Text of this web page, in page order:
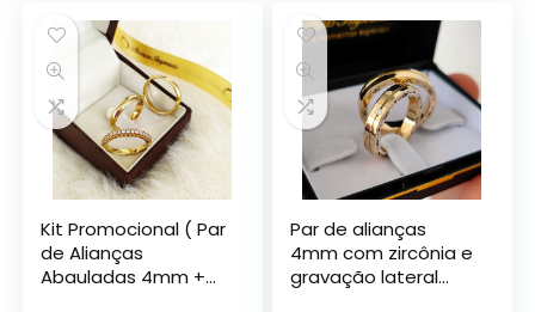
Kit Promocional ( Par
de Alianças
Abauladas 4mm +
Par de alianças
4mm com zircônia e
gravação lateral